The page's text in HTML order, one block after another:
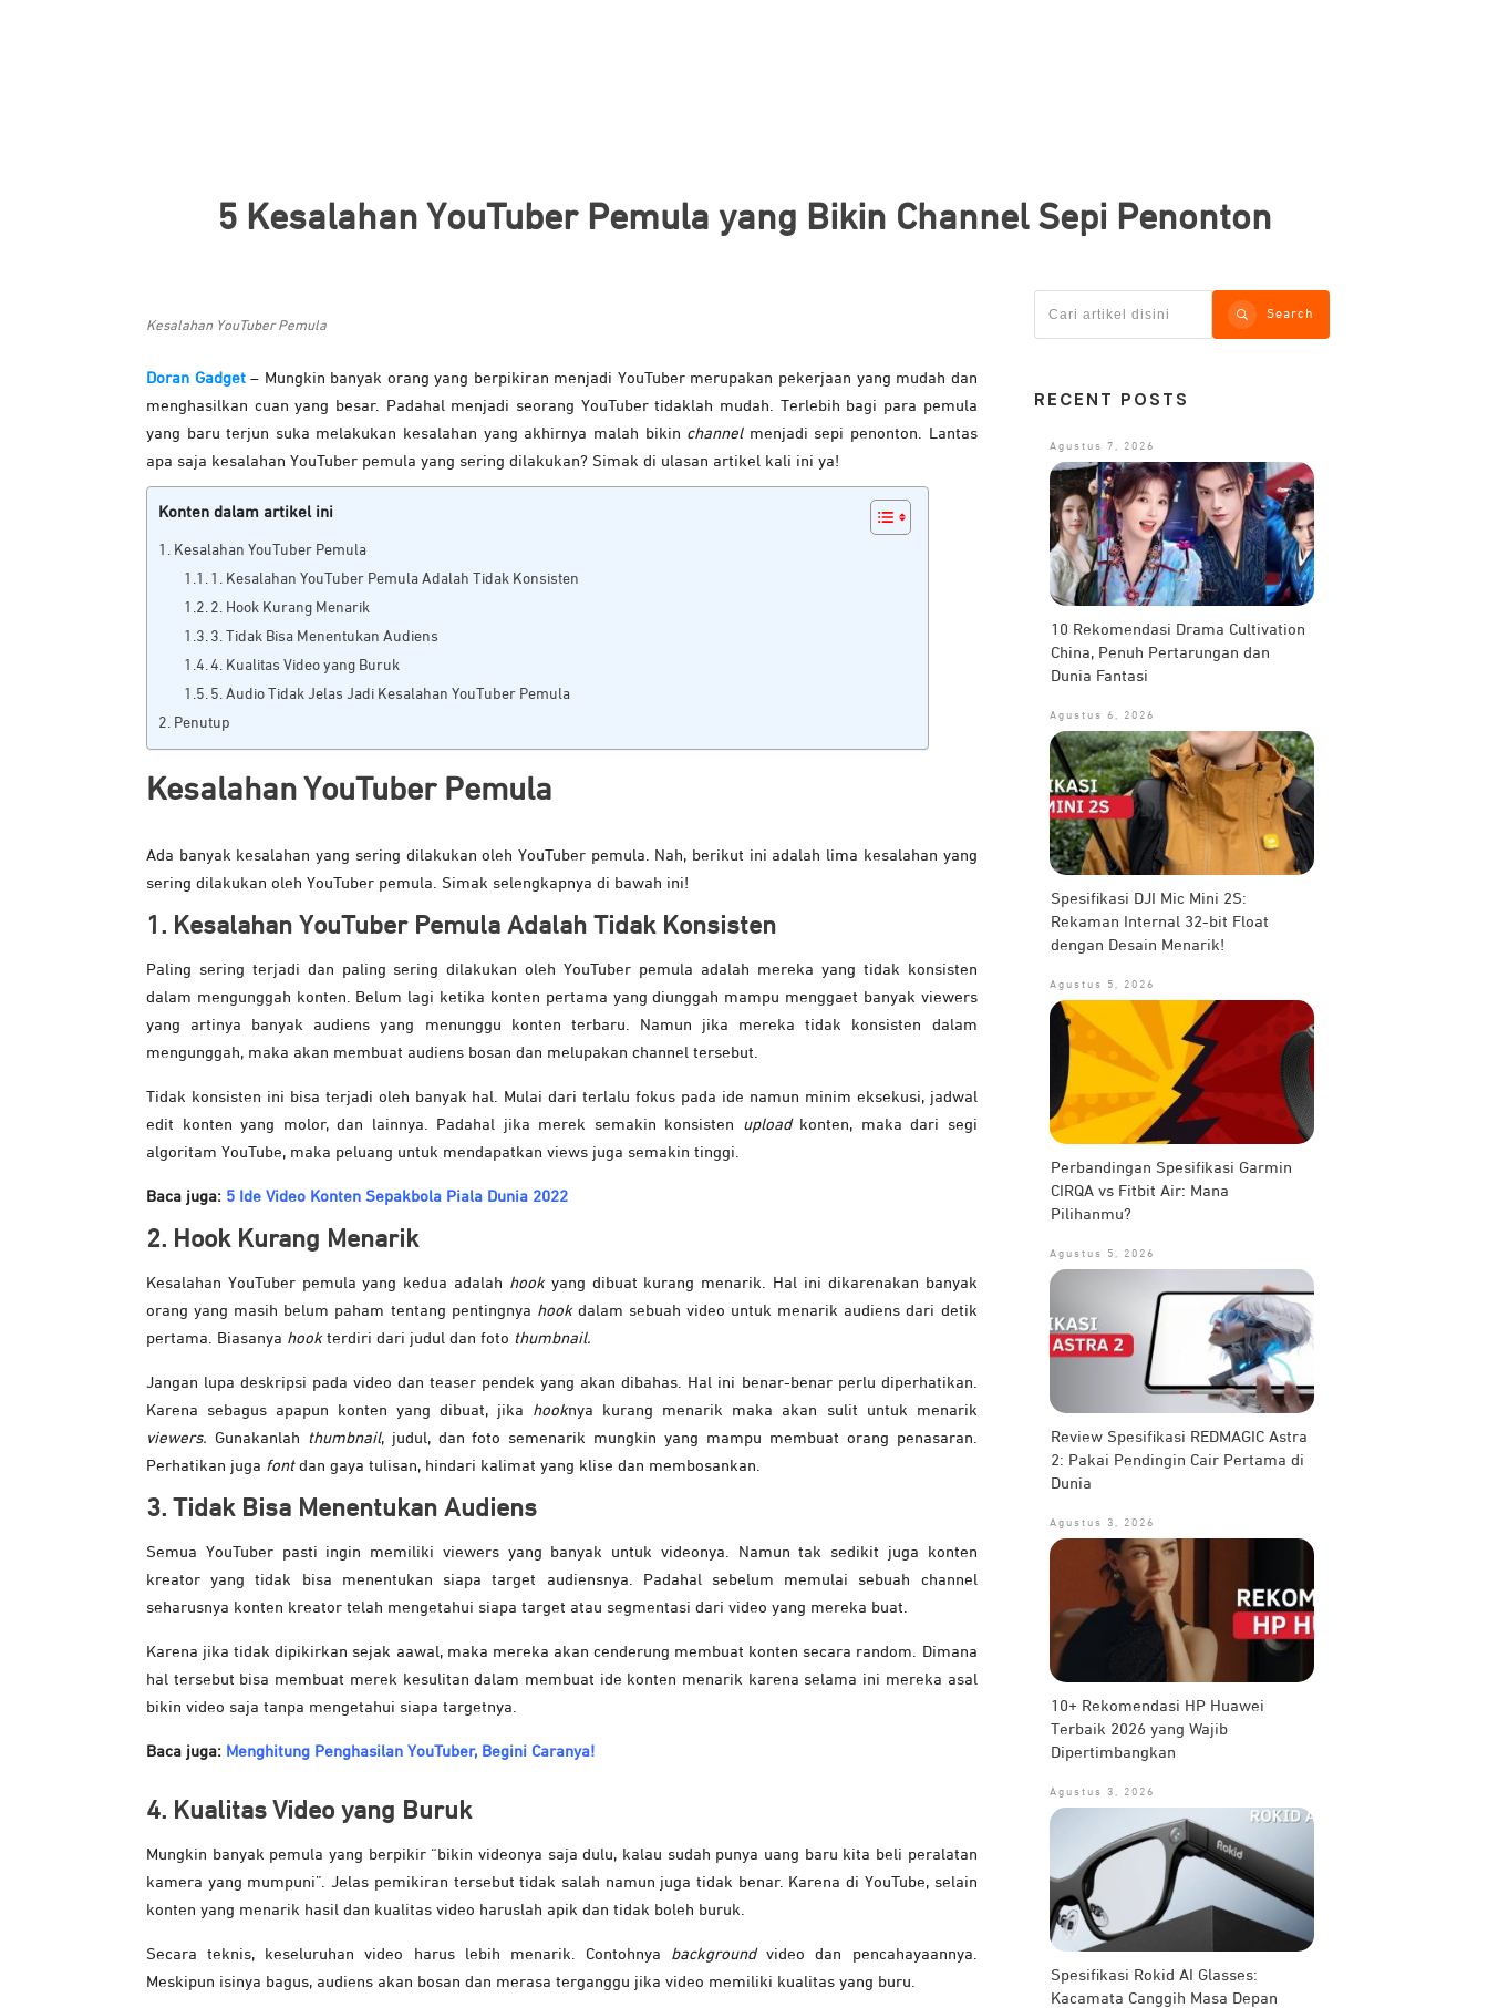
5 Kesalahan YouTuber Pemula yang Bikin Channel Sepi Penonton
Kesalahan YouTuber Pemula
Doran Gadget– Mungkin banyak orang yang berpikiran menjadi YouTuber merupakan pekerjaan yang mudah dan
menghasilkan cuan yang besar. Padahal menjadi seorang YouTuber tidaklah mudah. Terlebih bagi para pemula
yang baru terjun suka melakukan kesalahan yang akhirnya malah bikin channelmenjadi sepi penonton. Lantas
apa saja kesalahan YouTuber pemula yang sering dilakukan? Simak di ulasan artikel kali ini ya!
Konten dalam artikel ini
Kesalahan YouTuber Pemula
1. Kesalahan YouTuber Pemula Adalah Tidak Konsisten
2. Hook Kurang Menarik
3. Tidak Bisa Menentukan Audiens
4. Kualitas Video yang Buruk
5. Audio Tidak Jelas Jadi Kesalahan YouTuber Pemula
Penutup
Kesalahan YouTuber Pemula
Ada banyak kesalahan yang sering dilakukan oleh YouTuber pemula. Nah, berikut ini adalah lima kesalahan yang
sering dilakukan oleh YouTuber pemula. Simak selengkapnya di bawah ini!
1. Kesalahan YouTuber Pemula Adalah Tidak Konsisten
Paling sering terjadi dan paling sering dilakukan oleh YouTuber pemula adalah mereka yang tidak konsisten
dalam mengunggah konten. Belum lagi ketika konten pertama yang diunggah mampu menggaet banyak viewers
yang artinya banyak audiens yang menunggu konten terbaru. Namun jika mereka tidak konsisten dalam
mengunggah, maka akan membuat audiens bosan dan melupakan channel tersebut.
Tidak konsisten ini bisa terjadi oleh banyak hal. Mulai dari terlalu fokus pada ide namun minim eksekusi, jadwal
edit konten yang molor, dan lainnya. Padahal jika merek semakin konsisten uploadkonten, maka dari segi
algoritam YouTube, maka peluang untuk mendapatkan views juga semakin tinggi.
Baca juga: 5 Ide Video Konten Sepakbola Piala Dunia 2022
2. Hook Kurang Menarik
Kesalahan YouTuber pemula yang kedua adalah hookyang dibuat kurang menarik. Hal ini dikarenakan banyak
orang yang masih belum paham tentang pentingnya hookdalam sebuah video untuk menarik audiens dari detik
pertama. Biasanya hookterdiri dari judul dan foto thumbnail.
Jangan lupa deskripsi pada video dan teaser pendek yang akan dibahas. Hal ini benar-benar perlu diperhatikan.
Karena sebagus apapun konten yang dibuat, jika hooknya kurang menarik maka akan sulit untuk menarik
viewers. Gunakanlah thumbnail, judul, dan foto semenarik mungkin yang mampu membuat orang penasaran.
Perhatikan juga fontdan gaya tulisan, hindari kalimat yang klise dan membosankan.
3. Tidak Bisa Menentukan Audiens
Semua YouTuber pasti ingin memiliki viewers yang banyak untuk videonya. Namun tak sedikit juga konten
kreator yang tidak bisa menentukan siapa target audiensnya. Padahal sebelum memulai sebuah channel
seharusnya konten kreator telah mengetahui siapa target atau segmentasi dari video yang mereka buat.
Karena jika tidak dipikirkan sejak aawal, maka mereka akan cenderung membuat konten secara random. Dimana
hal tersebut bisa membuat merek kesulitan dalam membuat ide konten menarik karena selama ini mereka asal
bikin video saja tanpa mengetahui siapa targetnya.
Baca juga: Menghitung Penghasilan YouTuber, Begini Caranya!
4. Kualitas Video yang Buruk
Mungkin banyak pemula yang berpikir “bikin videonya saja dulu, kalau sudah punya uang baru kita beli peralatan
kamera yang mumpuni”. Jelas pemikiran tersebut tidak salah namun juga tidak benar. Karena di YouTube, selain
konten yang menarik hasil dan kualitas video haruslah apik dan tidak boleh buruk.
Secara teknis, keseluruhan video harus lebih menarik. Contohnya backgroundvideo dan pencahayaannya.
Meskipun isinya bagus, audiens akan bosan dan merasa terganggu jika video memiliki kualitas yang buru.
Search
RECENT POSTS
Agustus 7, 2026
10 Rekomendasi Drama Cultivation
China, Penuh Pertarungan dan
Dunia Fantasi
Agustus 6, 2026
Spesifikasi DJI Mic Mini 2S:
Rekaman Internal 32-bit Float
dengan Desain Menarik!
Agustus 5, 2026
Perbandingan Spesifikasi Garmin
CIRQA vs Fitbit Air: Mana
Pilihanmu?
Agustus 5, 2026
Review Spesifikasi REDMAGIC Astra
2: Pakai Pendingin Cair Pertama di
Dunia
Agustus 3, 2026
10+ Rekomendasi HP Huawei
Terbaik 2026 yang Wajib
Dipertimbangkan
Agustus 3, 2026
Spesifikasi Rokid AI Glasses:
Kacamata Canggih Masa Depan